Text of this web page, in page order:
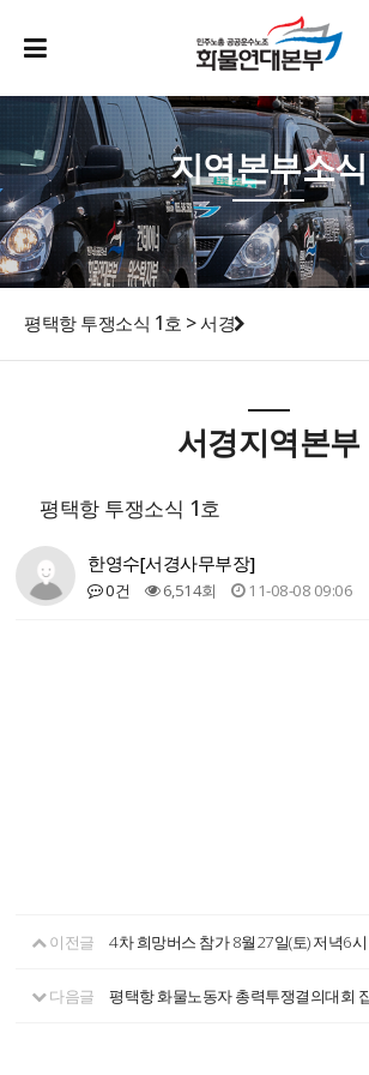
지역본부소식
평택항 투쟁소식 1호 > 서경
서경지역본부
평택항 투쟁소식 1호
한영수[서경사무부장]
0건 6,514회 11-08-08 09:06
이전글
다음글